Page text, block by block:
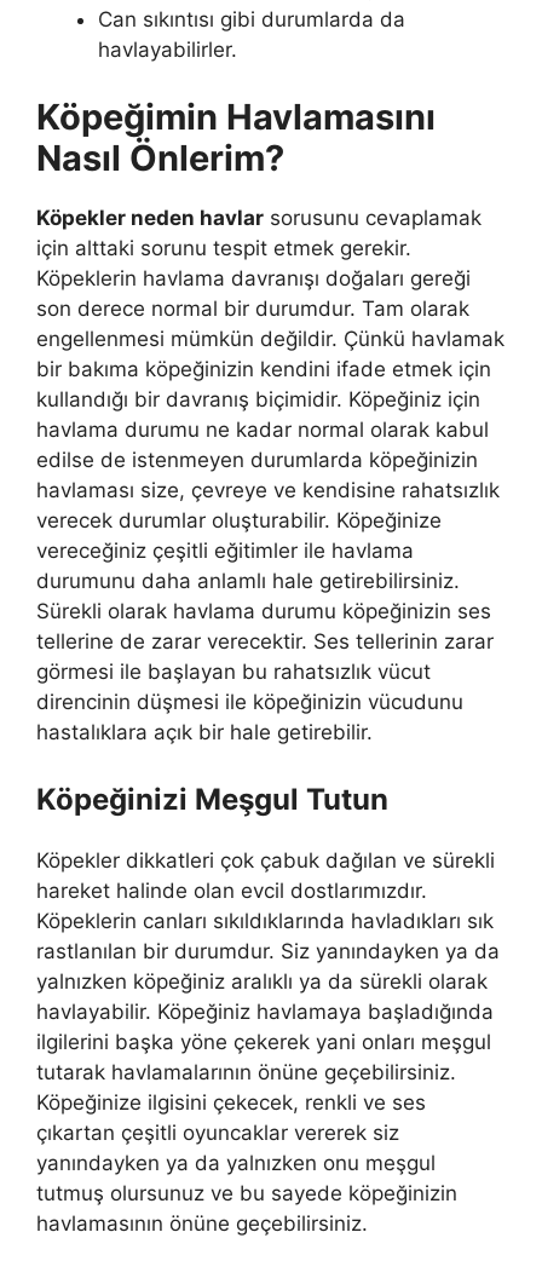
Can sıkıntısı gibi durumlarda da
havlayabilirler.
Köpeğimin Havlamasını
Nasıl Önlerim?
Köpekler neden havlar sorusunu cevaplamak
için alttaki sorunu tespit etmek gerekir.
Köpeklerin havlama davranışı doğaları gereği
son derece normal bir durumdur. Tam olarak
engellenmesi mümkün değildir. Çünkü havlamak
bir bakıma köpeğinizin kendini ifade etmek için
kullandığı bir davranış biçimidir. Köpeğiniz için
havlama durumu ne kadar normal olarak kabul
edilse de istenmeyen durumlarda köpeğinizin
havlaması size, çevreye ve kendisine rahatsızlık
verecek durumlar oluşturabilir. Köpeğinize
vereceğiniz çeşitli eğitimler ile havlama
durumunu daha anlamlı hale getirebilirsiniz.
Sürekli olarak havlama durumu köpeğinizin ses
tellerine de zarar verecektir. Ses tellerinin zarar
görmesi ile başlayan bu rahatsızlık vücut
direncinin düşmesi ile köpeğinizin vücudunu
hastalıklara açık bir hale getirebilir.
Köpeğinizi Meşgul Tutun
Köpekler dikkatleri çok çabuk dağılan ve sürekli
hareket halinde olan evcil dostlarımızdır.
Köpeklerin canları sıkıldıklarında havladıkları sık
rastlanılan bir durumdur. Siz yanındayken ya da
yalnızken köpeğiniz aralıklı ya da sürekli olarak
havlayabilir. Köpeğiniz havlamaya başladığında
ilgilerini başka yöne çekerek yani onları meşgul
tutarak havlamalarının önüne geçebilirsiniz.
Köpeğinize ilgisini çekecek, renkli ve ses
çıkartan çeşitli oyuncaklar vererek siz
yanındayken ya da yalnızken onu meşgul
tutmuş olursunuz ve bu sayede köpeğinizin
havlamasının önüne geçebilirsiniz.